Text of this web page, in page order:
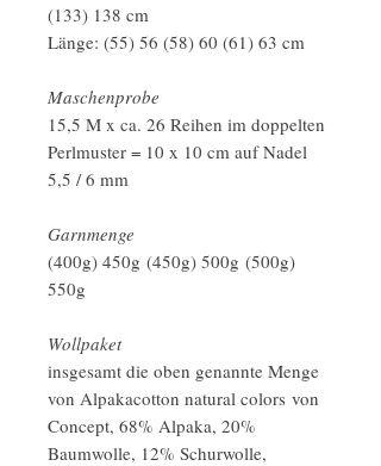
(133) 138 cm
Länge: (55) 56 (58) 60 (61) 63 cm
Maschenprobe
15,5 M x ca. 26 Reihen im doppelten
Perlmuster = 10 x 10 cm auf Nadel
5,5 / 6 mm
Garnmenge
(400g) 450g (450g) 500g (500g)
550g
Wollpaket
insgesamt die oben genannte Menge
von Alpakacotton natural colors von
Concept, 68% Alpaka, 20%
Baumwolle, 12% Schurwolle,